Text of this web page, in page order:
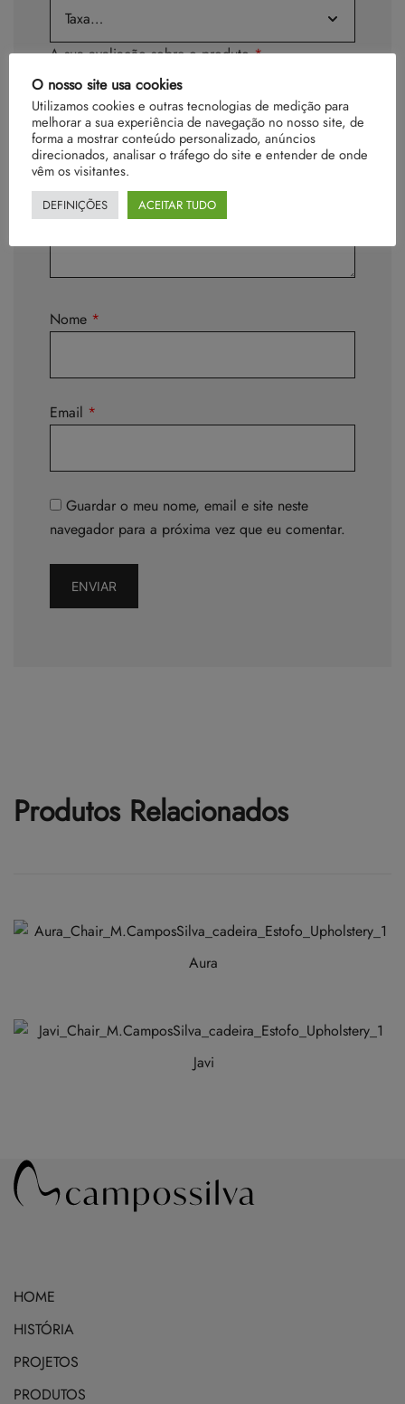
A sua avaliação sobre o produto*
Nome *
Email *
Guardar o meu nome, email e site neste
navegador para a próxima vez que eu comentar.
Produtos Relacionados
Aura
Javi
HOME
HISTÓRIA
PROJETOS
PRODUTOS
O nosso site usa cookies
Utilizamos cookies e outras tecnologias de medição para
melhorar a sua experiência de navegação no nosso site, de
forma a mostrar conteúdo personalizado, anúncios
direcionados, analisar o tráfego do site e entender de onde
vêm os visitantes.
DEFINIÇÕES ACEITAR TUDO